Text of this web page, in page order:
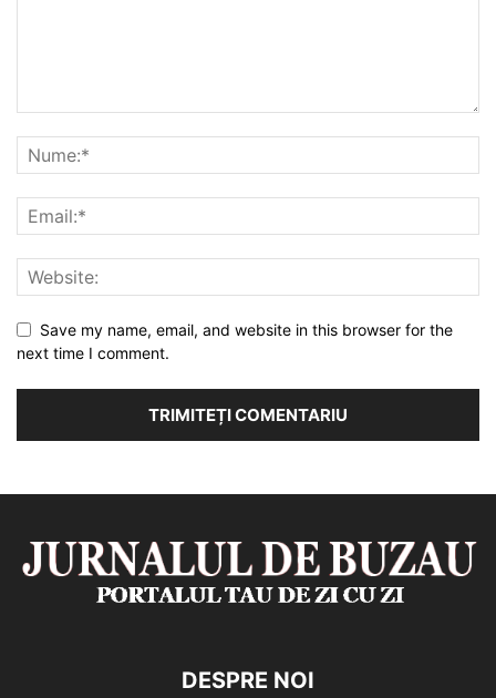
Save my name, email, and website in this browser for the
next time I comment.
DESPRE NOI